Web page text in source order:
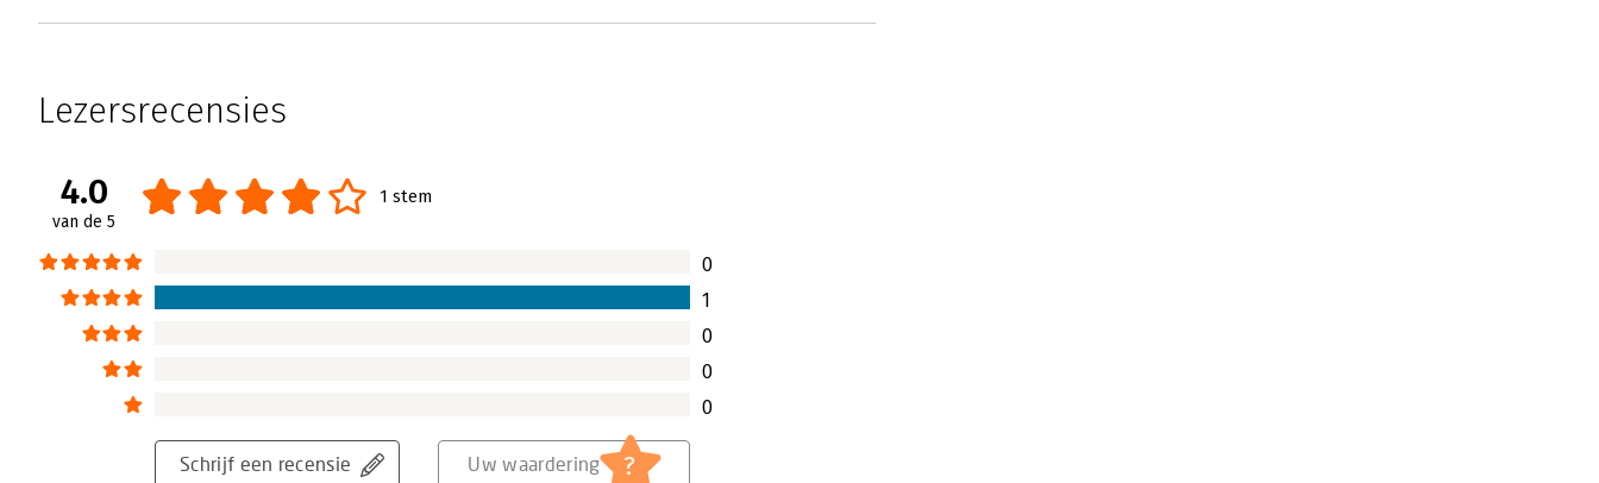
Lezersrecensies
4.0
van de 5
1 stem
0
1
0
0
0
Schrijf een recensie Uw waardering ?